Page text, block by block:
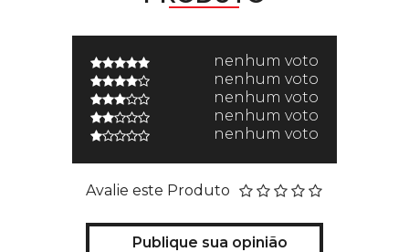
nenhum voto
nenhum voto
nenhum voto
nenhum voto
nenhum voto
Avalie este Produto
Publique sua opinião